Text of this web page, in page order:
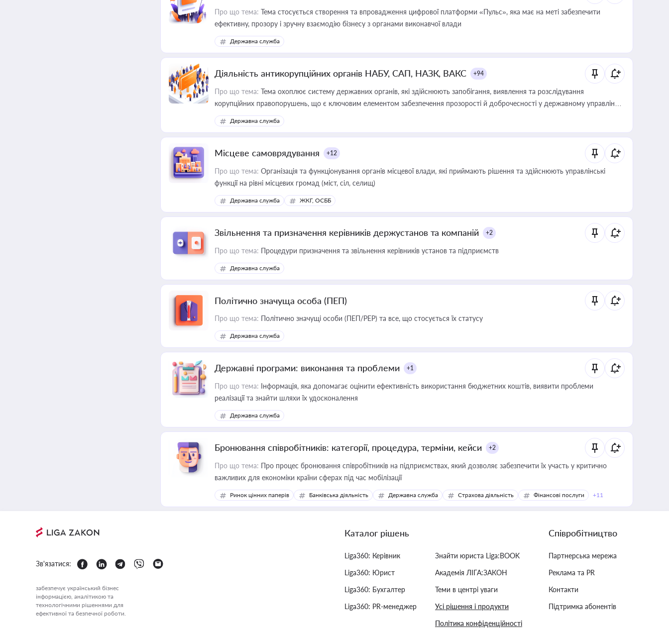
Про що тема: Тема стосується створення та впровадження цифрової платформи «Пульс», яка має на меті забезпечити
ефективну, прозору і зручну взаємодію бізнесу з органами виконавчої влади
Державна служба
Діяльність антикорупційних органів НАБУ, САП, НАЗК, ВАКС +94
Про що тема: Тема охоплює систему державних органів, які здійснюють запобігання, виявлення та розслідування
корупційних правопорушень, що є ключовим елементом забезпечення прозорості й доброчесності у державному управлінні
та бізнесі
Державна служба
Місцеве самоврядування +12
Про що тема: Організація та функціонування органів місцевої влади, які приймають рішення та здійснюють управлінські
функції на рівні місцевих громад (міст, сіл, селищ)
Державна служба ЖКГ, ОСББ
Звільнення та призначення керівників держустанов та компаній +2
Про що тема: Процедури призначення та звільнення керівників установ та підприємств
Державна служба
Політично значуща особа (ПЕП)
Про що тема: Політично значущі особи (ПЕП/PEP) та все, що стосується їх статусу
Державна служба
Державні програми: виконання та проблеми +1
Про що тема: Інформація, яка допомагає оцінити ефективність використання бюджетних коштів, виявити проблеми
реалізації та знайти шляхи їх удосконалення
Державна служба
Бронювання співробітників: категорії, процедура, терміни, кейси +2
Про що тема: Про процес бронювання співробітників на підприємствах, який дозволяє забезпечити їх участь у критично
важливих для економіки країни сферах під час мобілізації
Ринок цінних паперів Банківська діяльність Державна служба Страхова діяльність Фінансові послуги +11
Зв'язатися:
забезпечує український бізнес
інформацією, аналітикою та
технологічними рішеннями для
ефективної та безпечної роботи.
Каталог рішень
Liga360: Керівник
Liga360: Юрист
Liga360: Бухгалтер
Liga360: PR-менеджер
Знайти юриста Liga:BOOK
Академія ЛІГА:ЗАКОН
Теми в центрі уваги
Усі рішення і продукти
Політика конфіденційності
Співробітництво
Партнерська мережа
Реклама та PR
Контакти
Підтримка абонентів